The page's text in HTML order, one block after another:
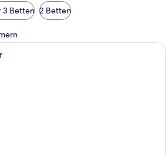
3 Betten 2 Betten
Ein Hotelzimmer mit einem großen